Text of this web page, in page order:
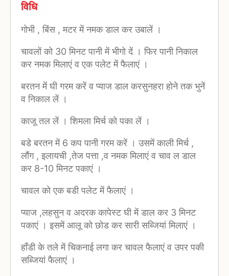
विधि
गोभी , बिंस , मटर में नमक डाल कर उबालें ।
चावलों को 30 मिनट पानी में भीगो दें । फिर पानी निकाल
कर नमक मिलाएं व एक पलेट में फैलाएं ।
बरतन में घी गरम करें व प्याज डाल करसुनहरा होने तक भुनें
व निकाल लें ।
काजू तल लें । शिमला मिर्च को पका लें ।
बडे बरतन में 6 कप पानी गरम करें । उसमें काली मिर्च ,
लौंग , इलायची ,तेज पत्ता ,व नमक मिलाएं व चाव ल डाल
कर 8-10 मिनट पकाएं ।
चावल को एक बडी पलेट में फैलाएं ।
प्याज ,लहसुन व अदरक कापेस्ट घी में डाल कर 3 मिनट
पकाएं । इसमें आलू को छोड कर सारी सब्जियां मिलाएं ।
हाँडी के तले में चिकनाई लगा कर चावल फैलाएं व उपर पकी
सब्जियां फैलाएं ।